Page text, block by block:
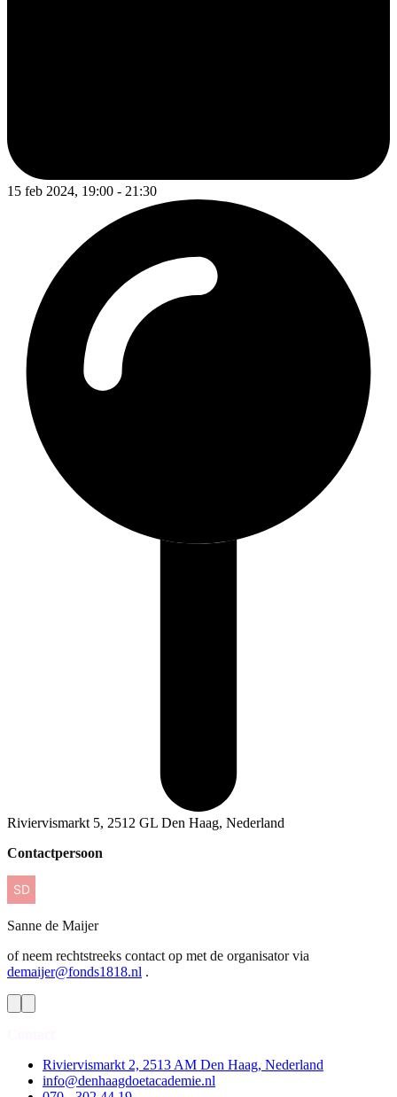
15 feb 2024, 19:00 - 21:30
Riviervismarkt 5, 2512 GL Den Haag, Nederland
Contactpersoon
Sanne de Maijer
of neem rechtstreeks contact op met de organisator via
demaijer@fonds1818.nl .
Riviervismarkt 2, 2513 AM Den Haag, Nederland
info@denhaagdoetacademie.nl